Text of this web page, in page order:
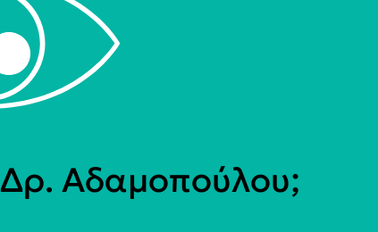
Δρ. Αδαμοπούλου;